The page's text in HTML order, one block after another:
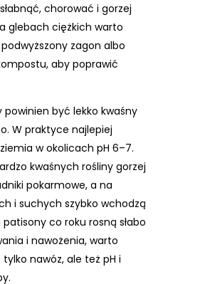
chorować i gorzej
glebach ciężkich warto
zagon albo
aby poprawić
powinien być lekko kwaśny
W praktyce najlepiej
w okolicach pH 6–7.
kwaśnych rośliny gorzej
pokarmowe, a na
i suchych szybko wchodzą
patisony co roku rosną słabo
i nawożenia, warto
nawóz, ale też pH i